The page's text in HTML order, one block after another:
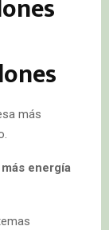
más
energía